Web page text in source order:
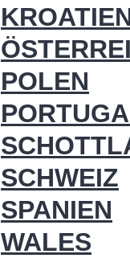
POLEN
SCHWEIZ
SPANIEN
WALES